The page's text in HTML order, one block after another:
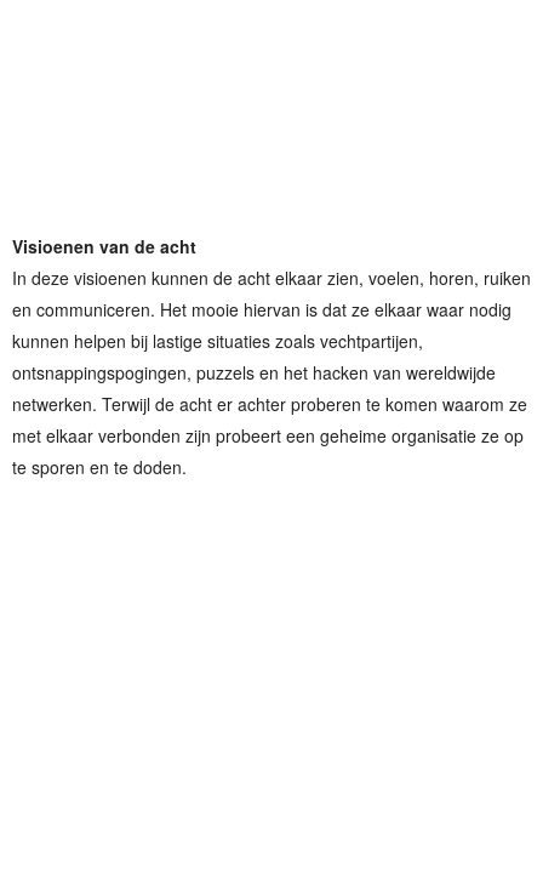
Visioenen van de acht
In deze visioenen kunnen de acht elkaar zien, voelen, horen, ruiken
en communiceren. Het mooie hiervan is dat ze elkaar waar nodig
kunnen helpen bij lastige situaties zoals vechtpartijen,
ontsnappingspogingen, puzzels en het hacken van wereldwijde
netwerken. Terwijl de acht er achter proberen te komen waarom ze
met elkaar verbonden zijn probeert een geheime organisatie ze op
te sporen en te doden.